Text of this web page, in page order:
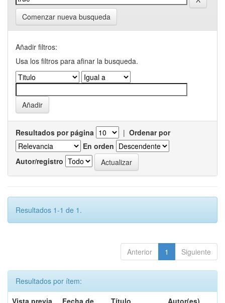
Comenzar nueva busqueda
Añadir filtros:
Usa los filtros para afinar la busqueda.
Resultados por página | Ordenar por
En orden
Autor/registro
Resultados 1-1 de 1.
Anterior 1 Siguiente
Resultados por ítem:
Vista previa
Fecha de
Título Autor(es)